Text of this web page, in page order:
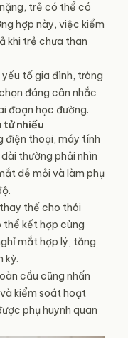
trẻ có thể có
hợp này, việc kiểm
khi trẻ chưa than
tố gia đình, tròng
đáng cân nhắc
đoạn học đường.
tử nhiều
điện thoại, máy tính
thường phải nhìn
dễ mỏi và làm phụ
thế cho thói
thể kết hợp cùng
mắt hợp lý, tăng
kỳ.
cầu cũng nhấn
kiểm soát hoạt
phụ huynh quan